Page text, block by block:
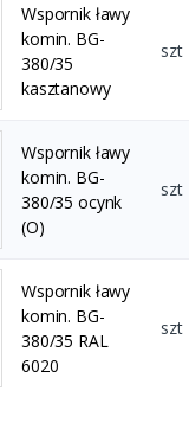
Wspornik ławy
komin. BG-
380/35
kasztanowy
szt
Wspornik ławy
komin. BG-
380/35 ocynk
(O)
szt
Wspornik ławy
komin. BG-
380/35 RAL
6020
szt